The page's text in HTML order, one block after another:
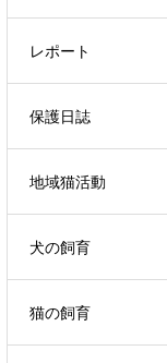
レポート
保護日誌
地域猫活動
犬の飼育
猫の飼育